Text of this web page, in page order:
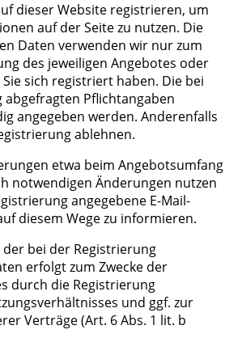
dieser Website registrieren, um
auf der Seite zu nutzen. Die
Daten verwenden wir nur zum
des jeweiligen Angebotes oder
sich registriert haben. Die bei
abgefragten Pflichtangaben
angegeben werden. Anderenfalls
ablehnen.
etwa beim Angebotsumfang
notwendigen Änderungen nutzen
angegebene E-Mail-
diesem Wege zu informieren.
bei der Registrierung
erfolgt zum Zwecke der
durch die Registrierung
und ggf. zur
Verträge (Art. 6 Abs. 1 lit. b